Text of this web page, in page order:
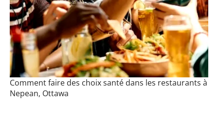
Comment faire des choix santé dans les restaurants à
Nepean, Ottawa